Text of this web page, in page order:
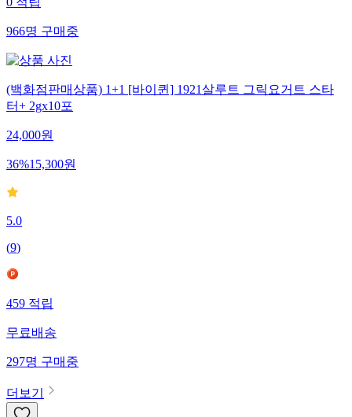
0적립
966명구매중
(백화점판매상품) 1+1 [바이퀸] 1921살루트 그릭요거트 스타
터+ 2gx10포
24,000원
36%15,300원
5.0
(9)
459적립
무료배송
297명구매중
더보기